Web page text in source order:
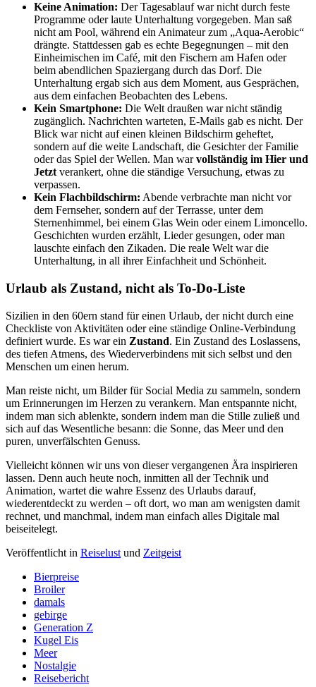
Keine Animation: Der Tagesablauf war nicht durch feste
Programme oder laute Unterhaltung vorgegeben. Man saß
nicht am Pool, während ein Animateur zum „Aqua-Aerobic“
drängte. Stattdessen gab es echte Begegnungen – mit den
Einheimischen im Café, mit den Fischern am Hafen oder
beim abendlichen Spaziergang durch das Dorf. Die
Unterhaltung ergab sich aus dem Moment, aus Gesprächen,
aus dem einfachen Beobachten des Lebens.
Kein Smartphone: Die Welt draußen war nicht ständig
zugänglich. Nachrichten warteten, E-Mails gab es nicht. Der
Blick war nicht auf einen kleinen Bildschirm geheftet,
sondern auf die weite Landschaft, die Gesichter der Familie
oder das Spiel der Wellen. Man warvollständig im Hier und
Jetzt verankert, ohne die ständige Versuchung, etwas zu
verpassen.
Kein Flachbildschirm: Abende verbrachte man nicht vor
dem Fernseher, sondern auf der Terrasse, unter dem
Sternenhimmel, bei einem Glas Wein oder einem Limoncello.
Geschichten wurden erzählt, Lieder gesungen, oder man
lauschte einfach den Zikaden. Die reale Welt war die
Unterhaltung, in all ihrer Einfachheit und Schönheit.
Urlaub als Zustand, nicht als To-Do-Liste
Sizilien in den 60ern stand für einen Urlaub, der nicht durch eine
Checkliste von Aktivitäten oder eine ständige Online-Verbindung
definiert wurde. Es war ein Zustand. Ein Zustand des Loslassens,
des tiefen Atmens, des Wiederverbindens mit sich selbst und den
Menschen um einen herum.
Man reiste nicht, um Bilder für Social Media zu sammeln, sondern
um Erinnerungen im Herzen zu verankern. Man entspannte nicht,
indem man sich ablenkte, sondern indem man die Stille zuließ und
sich auf das Wesentliche besann: die Sonne, das Meer und den
puren, unverfälschten Genuss.
Vielleicht können wir uns von dieser vergangenen Ära inspirieren
lassen. Denn auch heute noch, inmitten all der Technik und
Animation, wartet die wahre Essenz des Urlaubs darauf,
wiederentdeckt zu werden – oft dort, wo man am wenigsten damit
rechnet, und manchmal, indem man einfach alles Digitale mal
beiseitelegt.
Veröffentlicht in Reiselust und Zeitgeist
Bierpreise
Broiler
damals
gebirge
Generation Z
Kugel Eis
Meer
Nostalgie
Reisebericht